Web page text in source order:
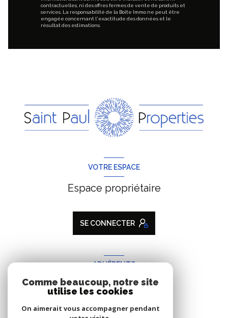
contractuelles, ni des offres fermes de vente de produits et
services. La responsabilité de la Boîte Immo ne peut être
engagée concernant l'exactitude des données et le
résultat des estimations.
VOTRE ESPACE
Espace propriétaire
SE CONNECTER
ADHÉRENTS
Nous adhérons
Comme beaucoup, notre site
utilise les cookies
On aimerait vous accompagner pendant